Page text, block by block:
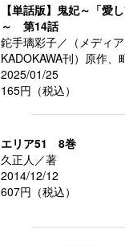
【単話版】鬼妃～「愛
～ 第14話
鉈手璃彩子／（メディ
KADOKAWA刊）原作、
2025/01/25
165円（税込）
エリア51 8巻
久正人／著
2014/12/12
607円（税込）